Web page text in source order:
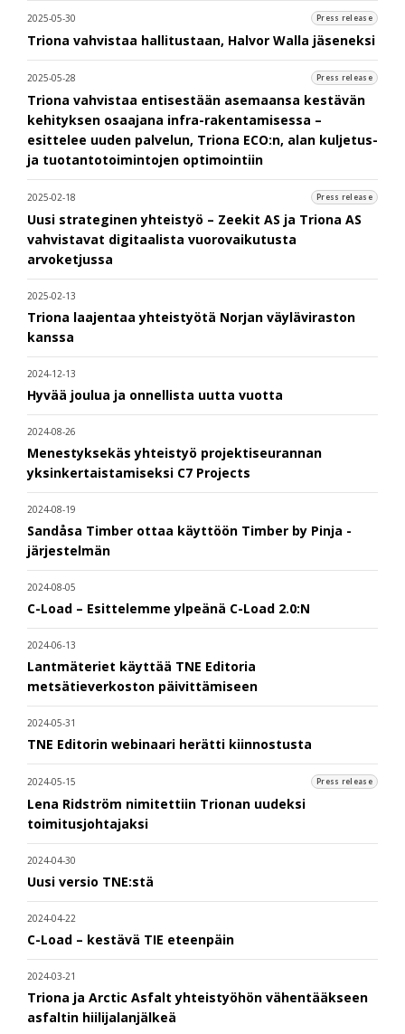
2025-05-30 Press release
Triona vahvistaa hallitustaan, Halvor Walla jäseneksi
2025-05-28 Press release
Triona vahvistaa entisestään asemaansa kestävän
kehityksen osaajana infra-rakentamisessa –
esittelee uuden palvelun, Triona ECO:n, alan kuljetus-
ja tuotantotoimintojen optimointiin
2025-02-18 Press release
Uusi strateginen yhteistyö – Zeekit AS ja Triona AS
vahvistavat digitaalista vuorovaikutusta
arvoketjussa
2025-02-13
Triona laajentaa yhteistyötä Norjan väyläviraston
kanssa
2024-12-13
Hyvää joulua ja onnellista uutta vuotta
2024-08-26
Menestyksekäs yhteistyö projektiseurannan
yksinkertaistamiseksi C7 Projects
2024-08-19
Sandåsa Timber ottaa käyttöön Timber by Pinja -
järjestelmän
2024-08-05
C-Load – Esittelemme ylpeänä C-Load 2.0:N
2024-06-13
Lantmäteriet käyttää TNE Editoria
metsätieverkoston päivittämiseen
2024-05-31
TNE Editorin webinaari herätti kiinnostusta
2024-05-15 Press release
Lena Ridström nimitettiin Trionan uudeksi
toimitusjohtajaksi
2024-04-30
Uusi versio TNE:stä
2024-04-22
C-Load – kestävä TIE eteenpäin
2024-03-21
Triona ja Arctic Asfalt yhteistyöhön vähentääkseen
asfaltin hiilijalanjälkeä